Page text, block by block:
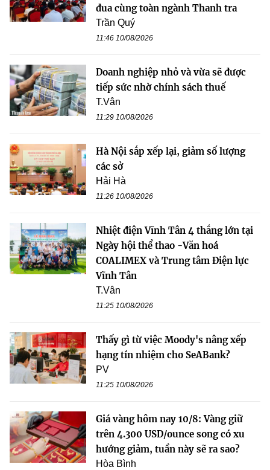
đua cùng toàn ngành Thanh tra
Trần Quý
11:46 10/08/2026
Doanh nghiệp nhỏ và vừa sẽ được
tiếp sức nhờ chính sách thuế
T.Vân
11:29 10/08/2026
Hà Nội sắp xếp lại, giảm số lượng
các sở
Hải Hà
11:26 10/08/2026
Nhiệt điện Vĩnh Tân 4 thắng lớn tại
Ngày hội thể thao -Văn hoá
COALIMEX và Trung tâm Điện lực
Vĩnh Tân
T.Vân
11:25 10/08/2026
Thấy gì từ việc Moody's nâng xếp
hạng tín nhiệm cho SeABank?
PV
11:25 10/08/2026
Giá vàng hôm nay 10/8: Vàng giữ
trên 4.300 USD/ounce song có xu
hướng giảm, tuần này sẽ ra sao?
Hòa Bình